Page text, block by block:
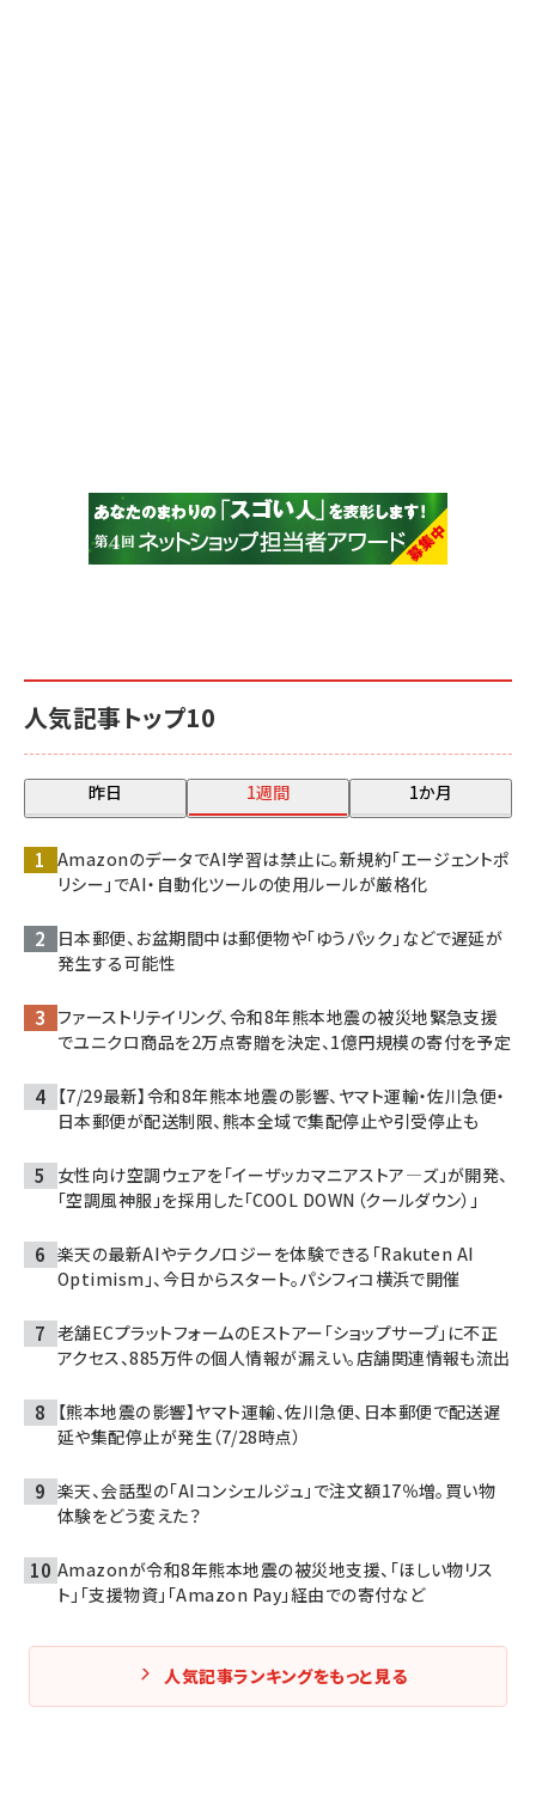
人気記事トップ10
昨日 1週間 1か月
AmazonのデータでAI学習は禁止に。新規約「エージェントポ
リシー」でAI・自動化ツールの使用ルールが厳格化
日本郵便、お盆期間中は郵便物や「ゆうパック」などで遅延が
発生する可能性
ファーストリテイリング、令和8年熊本地震の被災地緊急支援
でユニクロ商品を2万点寄贈を決定、1億円規模の寄付を予定
【7/29最新】令和8年熊本地震の影響、ヤマト運輸・佐川急便・
日本郵便が配送制限、熊本全域で集配停止や引受停止も
女性向け空調ウェアを「イーザッカマニアストア―ズ」が開発、
「空調風神服」を採用した「COOL DOWN（クールダウン）」
楽天の最新AIやテクノロジーを体験できる「Rakuten AI
Optimism」、今日からスタート。パシフィコ横浜で開催
老舗ECプラットフォームのEストアー「ショップサーブ」に不正
アクセス、885万件の個人情報が漏えい。店舗関連情報も流出
【熊本地震の影響】ヤマト運輸、佐川急便、日本郵便で配送遅
延や集配停止が発生（7/28時点）
楽天、会話型の「AIコンシェルジュ」で注文額17％増。買い物
体験をどう変えた？
Amazonが令和8年熊本地震の被災地支援、「ほしい物リス
ト」「支援物資」「Amazon Pay」経由での寄付など
人気記事ランキングをもっと見る